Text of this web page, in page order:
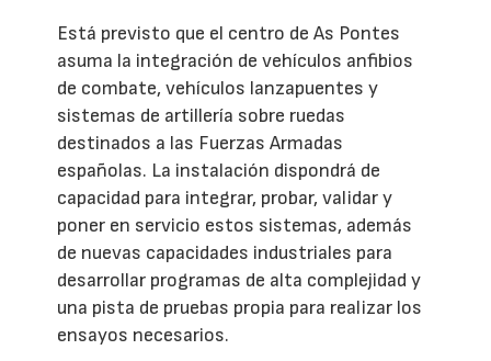
Está previsto que el centro de As Pontes
asuma la integración de vehículos anfibios
de combate, vehículos lanzapuentes y
sistemas de artillería sobre ruedas
destinados a las Fuerzas Armadas
españolas. La instalación dispondrá de
capacidad para integrar, probar, validar y
poner en servicio estos sistemas, además
de nuevas capacidades industriales para
desarrollar programas de alta complejidad y
una pista de pruebas propia para realizar los
ensayos necesarios.